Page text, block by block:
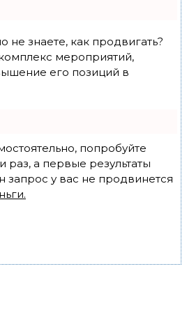
не знаете, как продвигать?
мероприятий,
его позиций в
попробуйте
раз, а первые результаты
запрос у вас не продвинется